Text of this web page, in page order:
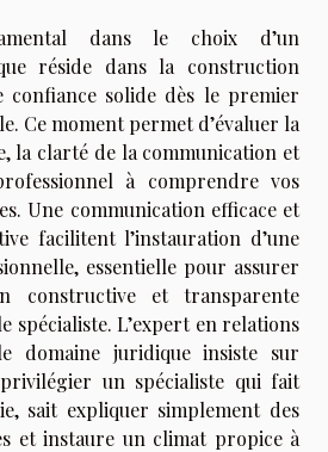
dans le choix d’un
réside dans la construction
confiance solide dès le premier
Ce moment permet d’évaluer la
la clarté de la communication et
à comprendre vos
Une communication efficace et
facilitent l’instauration d’une
essentielle pour assurer
constructive et transparente
spécialiste. L’expert en relations
domaine juridique insiste sur
un spécialiste qui fait
sait expliquer simplement des
et instaure un climat propice à